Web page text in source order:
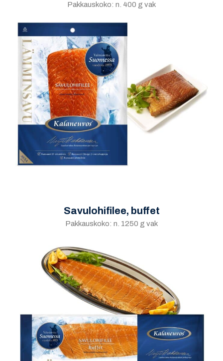
Pakkauskoko: n. 400 g vak
Savulohifilee, buffet
Pakkauskoko: n. 1250 g vak